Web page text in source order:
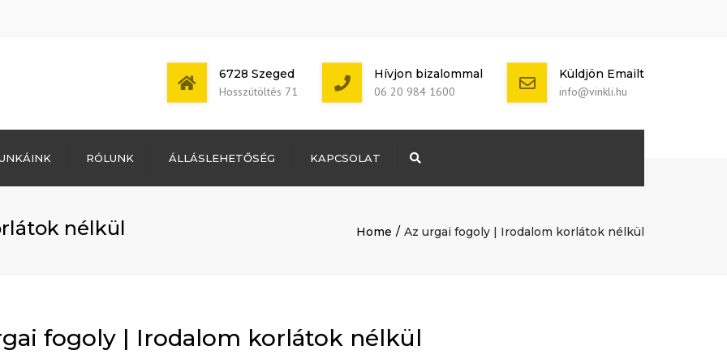
Bejegyzések
WordPress
Mon - Sat: 7:00 -
+ 386 40 111
6728 Szeged
Hosszútöltés 71
Hívjon bizalommal
06 20 984 1600
Küldjön Emailt
info@vinkli.hu
RÓLUNK ÁLLÁSLEHETŐSÉG KAPCSOLAT
nélkül Home Az urgai fogoly | Irodalom korlátok nélkül
fogoly | Irodalom korlátok nélkül